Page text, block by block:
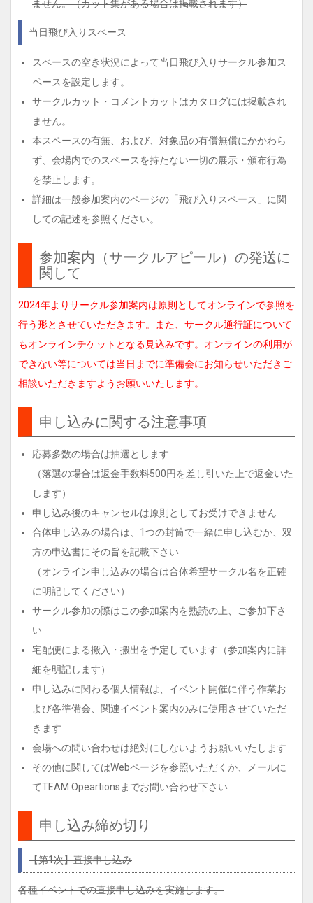
ません。（カット集がある場合は掲載されます）
当日飛び入りスペース
スペースの空き状況によって当日飛び入りサークル参加ス
ペースを設定します。
サークルカット・コメントカットはカタログには掲載され
ません。
本スペースの有無、および、対象品の有償無償にかかわら
ず、会場内でのスペースを持たない一切の展示・頒布行為
を禁止します。
詳細は一般参加案内のページの「飛び入りスペース」に関
しての記述を参照ください。
参加案内（サークルアピール）の発送に
関して
2024年よりサークル参加案内は原則としてオンラインで参照を
行う形とさせていただきます。また、サークル通行証について
もオンラインチケットとなる見込みです。オンラインの利用が
できない等については当日までに準備会にお知らせいただきご
相談いただきますようお願いいたします。
申し込みに関する注意事項
応募多数の場合は抽選とします
（落選の場合は返金手数料500円を差し引いた上で返金いた
します）
申し込み後のキャンセルは原則としてお受けできません
合体申し込みの場合は、1つの封筒で一緒に申し込むか、双
方の申込書にその旨を記載下さい
（オンライン申し込みの場合は合体希望サークル名を正確
に明記してください）
サークル参加の際はこの参加案内を熟読の上、ご参加下さ
い
宅配便による搬入・搬出を予定しています（参加案内に詳
細を明記します）
申し込みに関わる個人情報は、イベント開催に伴う作業お
よび各準備会、関連イベント案内のみに使用させていただ
きます
会場への問い合わせは絶対にしないようお願いいたします
その他に関してはWebページを参照いただくか、メールに
てTEAM Opeartionsまでお問い合わせ下さい
申し込み締め切り
【第1次】直接申し込み
各種イベントでの直接申し込みを実施します。